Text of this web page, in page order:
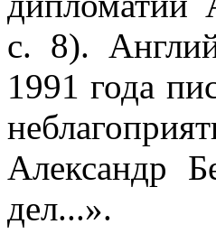
с. 8).
1991 года
Александр
дел...».